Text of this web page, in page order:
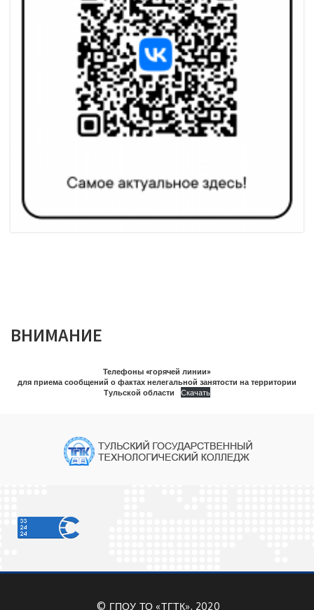
ВНИМАНИЕ
Телефоны «горячей линии»
для приема сообщений о фактах нелегальной занятости на территории
Тульской области
Скачать
© ГПОУ ТО «ТГТК», 2020